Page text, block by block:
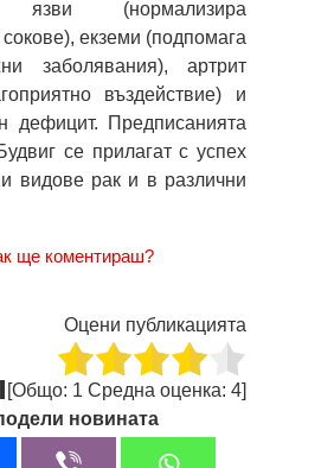
язви (нормализира
екземи (подпомага
заболявания), артрит
въздействие) и
дефицит. Предписанията
се прилагат с успех
видове рак и в различни
ще коментираш?
Оцени публикацията
[Общо: 1 Средна оценка: 4]
новината